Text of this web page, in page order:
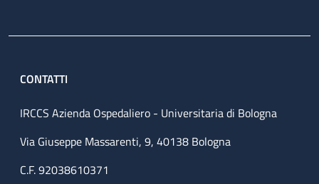
CONTATTI
IRCCS Azienda Ospedaliero - Universitaria di Bologna
Via Giuseppe Massarenti, 9, 40138 Bologna
C.F. 92038610371